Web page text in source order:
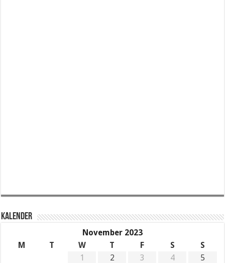
KALENDER
November 2023
M
T W T F S
S
1
2 3 4
5